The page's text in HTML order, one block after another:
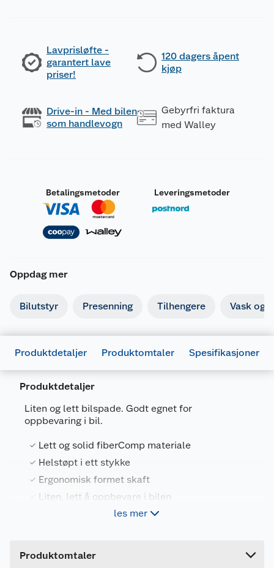
Lavprisløfte -
garantert lave
priser!
120 dagers åpent
kjøp
Drive-in - Med bilen
som handlevogn
Gebyrfri faktura
med Walley
Betalingsmetoder Leveringsmetoder
Oppdag mer
Bilutstyr Presenning Tilhengere Vask og
Produktdetaljer Produktomtaler Spesifikasjoner
Produktdetaljer
Liten og lett bilspade. Godt egnet for
oppbevaring i bil.
Lett og solid fiberComp materiale
Helstøpt i ett stykke
Ergonomisk formet skaft
Liten, lett å oppbevare i bilen
bilspade som gjør at du effektivt og skånsomt tar
les mer
Produktomtaler
Generelt
Artikkelnummer
Leverandørens artikkelnummer
Lengde